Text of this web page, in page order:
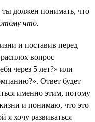
должен понимать, что
что.
и поставив перед
вопрос
через 5 лет?» или
Ответ будет
именно этим, потому
и понимаю, что это
я хочу развиваться